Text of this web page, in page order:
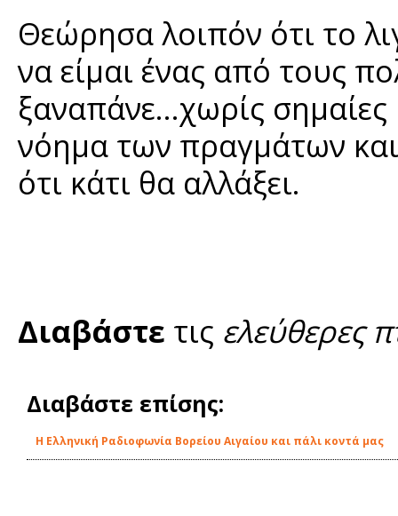
Θεώρησα λοιπόν ότι το
να είμαι ένας από τους
ξαναπάνε...χωρίς
νόημα των πραγμάτων
ότι κάτι θα αλλάξει.
Διαβάστε τις ελεύθερες
Διαβάστε επίσης:
Η Ελληνική Ραδιοφωνία Βορείου Αιγαίου και πάλι κοντά μας